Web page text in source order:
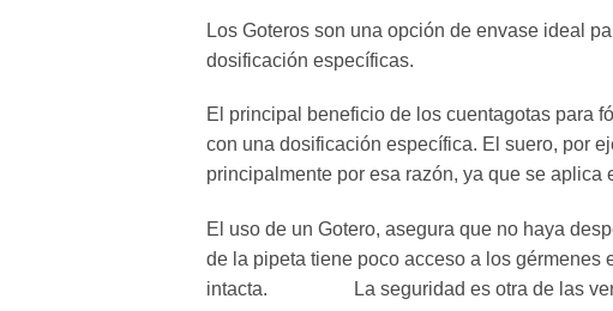
Los Goteros son una opción de envase ideal
dosificación específicas.
El principal beneficio de los cuentagotas para
con una dosificación específica. El suero, por
principalmente por esa razón, ya que se aplica
El uso de un Gotero, asegura que no haya
de la pipeta tiene poco acceso a los gérmenes
intacta. La seguridad es otra de las